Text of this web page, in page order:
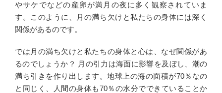
やサケでなどの産卵が満月の夜に多く観察されていま
す。このように、月の満ち欠けと私たちの身体には深く
関係があるのです。
では月の満ち欠けと私たちの身体と心は、なぜ関係があ
るのでしょうか？ 月の引力は海面に影響を及ぼし、潮の
満ち引きを作り出します。地球上の海の面積が70％なの
と同じく、人間の身体も70％の水分でできていることか